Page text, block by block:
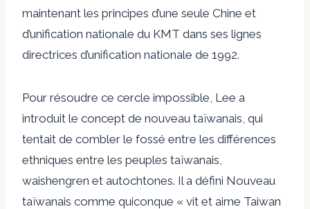
maintenant les principes d’une seule Chine et
d’unification nationale du KMT dans ses lignes
directrices d’unification nationale de 1992.
Pour résoudre ce cercle impossible, Lee a
introduit le concept de nouveau taïwanais, qui
tentait de combler le fossé entre les différences
ethniques entre les peuples taïwanais,
waishengren et autochtones. Il a défini Nouveau
taïwanais comme quiconque « vit et aime Taiwan